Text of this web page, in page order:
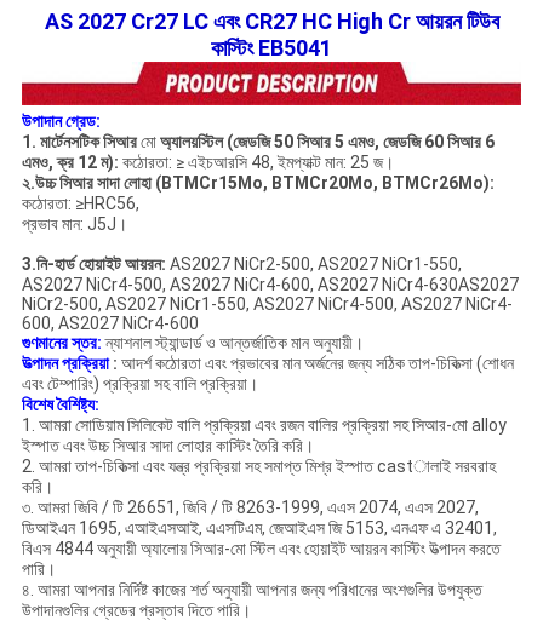
AS 2027 Cr27 LC এবং CR27 HC High Cr আয়রন টিউব
কাস্টিং EB5041
উপাদান গ্রেড:
1. মার্টেনসটিক সিআরমোঅ্যালয়স্টিল (জেডজি50 সিআর 5 এমও, জেডজি 60 সিআর 6
এমও, ক্র 12 ম): কঠোরতা: ≥ এইচআরসি 48, ইমপ্যাক্ট মান: 25 জ।
২.উচ্চ সিআর সাদা লোহা (BTMCr15Mo, BTMCr20Mo, BTMCr26Mo):
কঠোরতা: ≥HRC56,
প্রভাব মান: J5J।
3.নি-হার্ড হোয়াইট আয়রন: AS2027 NiCr2-500, AS2027 NiCr1-550,
AS2027 NiCr4-500, AS2027 NiCr4-600, AS2027 NiCr4-630AS2027
NiCr2-500, AS2027 NiCr1-550, AS2027 NiCr4-500, AS2027 NiCr4-
600, AS2027 NiCr4-600
গুণমানের স্তর:ন্যাশনাল স্ট্যান্ডার্ড ও আন্তর্জাতিক মান অনুযায়ী।
উত্পাদন প্রক্রিয়া: আদর্শ কঠোরতা এবং প্রভাবের মান অর্জনের জন্য সঠিক তাপ-চিকিত্সা (শোধন
এবং টেম্পারিং) প্রক্রিয়া সহ বালি প্রক্রিয়া।
বিশেষ বৈশিষ্ট্য:
1. আমরা সোডিয়াম সিলিকেট বালি প্রক্রিয়া এবং রজন বালির প্রক্রিয়া সহ সিআর-মো alloy
ইস্পাত এবং উচ্চ সিআর সাদা লোহার কাস্টিং তৈরি করি।
2. আমরা তাপ-চিকিত্সা এবং যন্ত্র প্রক্রিয়া সহ সমাপ্ত মিশ্র ইস্পাত castালাই সরবরাহ
করি।
৩. আমরা জিবি / টি 26651, জিবি / টি 8263-1999, এএস 2074, এএস 2027,
ডিআইএন 1695, এআইএসআই, এএসটিএম, জেআইএস জি 5153, এনএফ এ 32401,
বিএস 4844 অনুযায়ী অ্যালোয় সিআর-মো স্টিল এবং হোয়াইট আয়রন কাস্টিং উত্পাদন করতে
পারি।
৪. আমরা আপনার নির্দিষ্ট কাজের শর্ত অনুযায়ী আপনার জন্য পরিধানের অংশগুলির উপযুক্ত
উপাদানগুলির গ্রেডের প্রস্তাব দিতে পারি।